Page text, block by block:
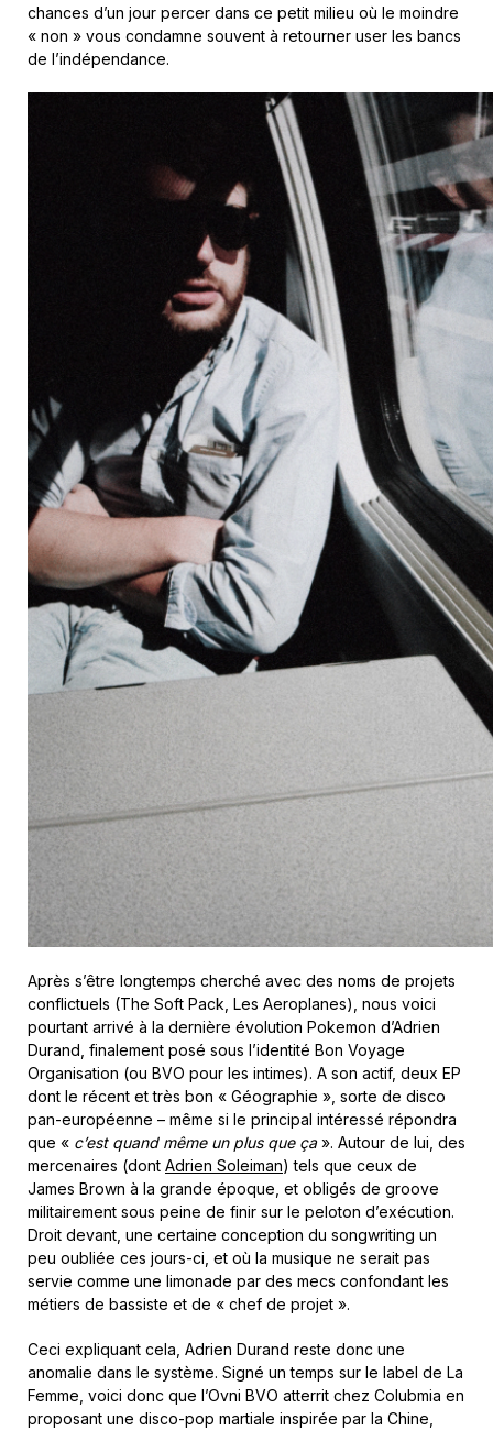
chances d’un jour percer dans ce petit milieu où le moindre
« non » vous condamne souvent à retourner user les bancs
de l’indépendance.
Après s’être longtemps cherché avec des noms de projets
conflictuels (The Soft Pack, Les Aeroplanes), nous voici
pourtant arrivé à la dernière évolution Pokemon d’Adrien
Durand, finalement posé sous l’identité Bon Voyage
Organisation (ou BVO pour les intimes). A son actif, deux EP
dont le récent et très bon « Géographie », sorte de disco
pan-européenne – même si le principal intéressé répondra
que « c’est quand même un plus que ça». Autour de lui, des
mercenaires (dont Adrien Soleiman) tels que ceux de
James Brown à la grande époque, et obligés de groove
militairement sous peine de finir sur le peloton d’exécution.
Droit devant, une certaine conception du songwriting un
peu oubliée ces jours-ci, et où la musique ne serait pas
servie comme une limonade par des mecs confondant les
métiers de bassiste et de « chef de projet ».
Ceci expliquant cela, Adrien Durand reste donc une
anomalie dans le système. Signé un temps sur le label de La
Femme, voici donc que l’Ovni BVO atterrit chez Colubmia en
proposant une disco-pop martiale inspirée par la Chine,